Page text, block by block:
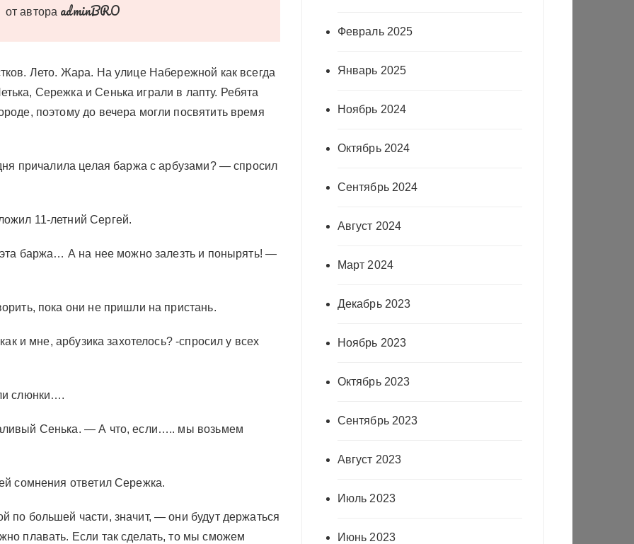
от автора adminBRO
Лето. Жара. На улице Набережной как всегда
Сережка и Сенька играли в лапту. Ребята
поэтому до вечера могли посвятить время
причалила целая баржа с арбузами? — спросил
11-летний Сергей.
баржа… А на нее можно залезть и понырять! —
пока они не пришли на пристань.
и мне, арбузика захотелось? -спросил у всех
слюнки….
Сенька. — А что, если….. мы возьмем
сомнения ответил Сережка.
большей части, значит, — они будут держаться
плавать. Если так сделать, то мы сможем
Февраль 2025
Январь 2025
Ноябрь 2024
Октябрь 2024
Сентябрь 2024
Август 2024
Март 2024
Декабрь 2023
Ноябрь 2023
Октябрь 2023
Сентябрь 2023
Август 2023
Июль 2023
Июнь 2023